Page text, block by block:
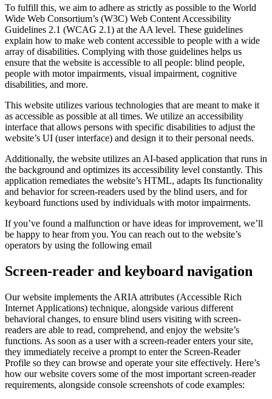
To fulfill this, we aim to adhere as strictly as possible to the World
Wide Web Consortium’s (W3C) Web Content Accessibility
Guidelines 2.1 (WCAG 2.1) at the AA level. These guidelines
explain how to make web content accessible to people with a wide
array of disabilities. Complying with those guidelines helps us
ensure that the website is accessible to all people: blind people,
people with motor impairments, visual impairment, cognitive
disabilities, and more.
This website utilizes various technologies that are meant to make it
as accessible as possible at all times. We utilize an accessibility
interface that allows persons with specific disabilities to adjust the
website’s UI (user interface) and design it to their personal needs.
Additionally, the website utilizes an AI-based application that runs in
the background and optimizes its accessibility level constantly. This
application remediates the website’s HTML, adapts Its functionality
and behavior for screen-readers used by the blind users, and for
keyboard functions used by individuals with motor impairments.
If you’ve found a malfunction or have ideas for improvement, we’ll
be happy to hear from you. You can reach out to the website’s
operators by using the following email
Screen-reader and keyboard navigation
Our website implements the ARIA attributes (Accessible Rich
Internet Applications) technique, alongside various different
behavioral changes, to ensure blind users visiting with screen-
readers are able to read, comprehend, and enjoy the website’s
functions. As soon as a user with a screen-reader enters your site,
they immediately receive a prompt to enter the Screen-Reader
Profile so they can browse and operate your site effectively. Here’s
how our website covers some of the most important screen-reader
requirements, alongside console screenshots of code examples: